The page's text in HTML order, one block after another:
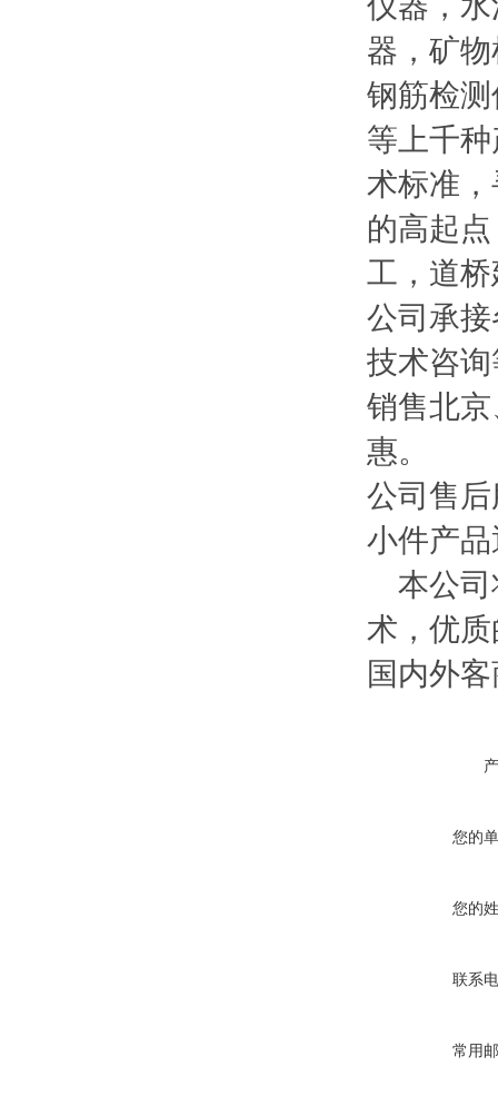
器，矿
钢筋检
等上千
术标准
的高起
工，道
公司承
技术咨
销售北
惠。
公司售
小件产
本公司
术，优
国内外
您的
您的
联系
常用